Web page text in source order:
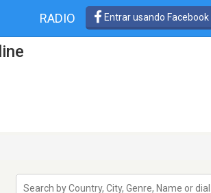
RADIO Entrar usando Facebook